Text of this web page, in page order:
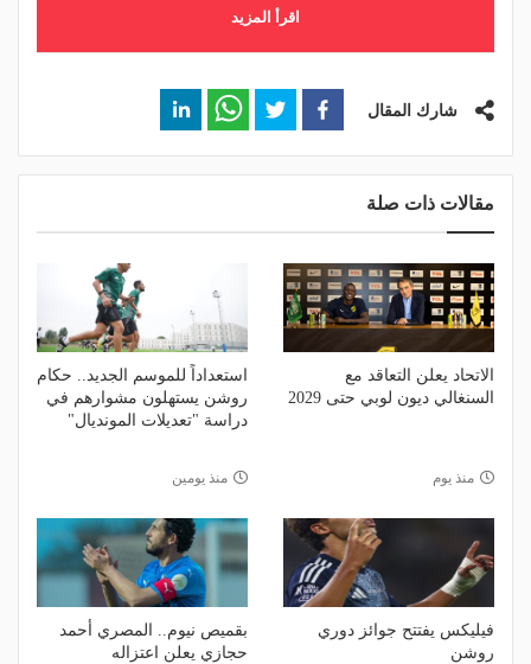
اقرأ المزيد
شارك المقال
مقالات ذات صلة
الاتحاد يعلن التعاقد مع
السنغالي ديون لوبي حتى 2029
منذ يوم
استعداداً للموسم الجديد.. حكام
روشن يستهلون مشوارهم في
دراسة "تعديلات المونديال"
منذ يومين
فيليكس يفتتح جوائز دوري
روشن
بقميص نيوم.. المصري أحمد
حجازي يعلن اعتزاله